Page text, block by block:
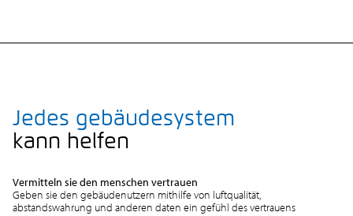
Jedes gebäudesystem
kann helfen
Vermitteln sie den menschen vertrauen
Geben sie den gebäudenutzern mithilfe von luftqualität,
abstandswahrung und anderen daten ein gefühl des vertrauens